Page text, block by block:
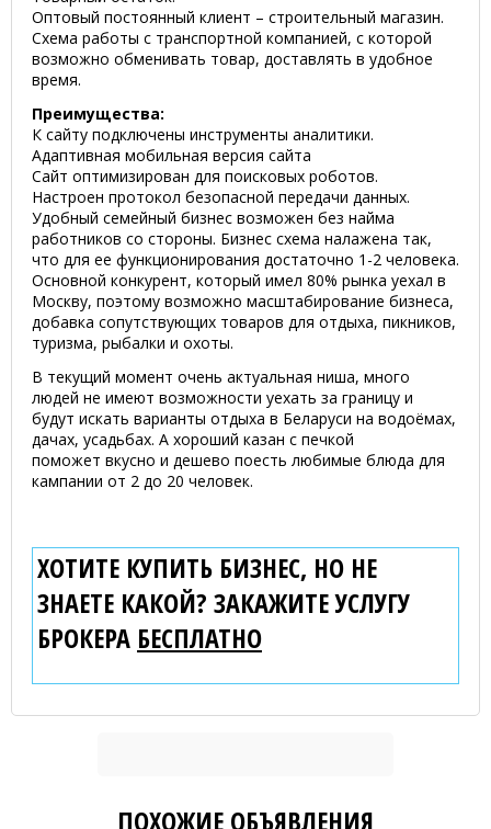
Оптовый постоянный клиент – строительный магазин.
Схема работы с транспортной компанией, с которой
возможно обменивать товар, доставлять в удобное
время.
Преимущества:
К сайту подключены инструменты аналитики.
Адаптивная мобильная версия сайта
Сайт оптимизирован для поисковых роботов.
Настроен протокол безопасной передачи данных.
Удобный семейный бизнес возможен без найма
работников со стороны. Бизнес схема налажена так,
что для ее функционирования достаточно 1-2 человека.
Основной конкурент, который имел 80% рынка уехал в
Москву, поэтому возможно масштабирование бизнеса,
добавка сопутствующих товаров для отдыха, пикников,
туризма, рыбалки и охоты.
В текущий момент очень актуальная ниша, много
людей не имеют возможности уехать за границу и
будут искать варианты отдыха в Беларуси на водоёмах,
дачах, усадьбах. А хороший казан с печкой
поможет вкусно и дешево поесть любимые блюда для
кампании от 2 до 20 человек.
ХОТИТЕ КУПИТЬ БИЗНЕС, НО НЕ
ЗНАЕТЕ КАКОЙ? ЗАКАЖИТЕ УСЛУГУ
БРОКЕРА БЕСПЛАТНО
ПОХОЖИЕ ОБЪЯВЛЕНИЯ